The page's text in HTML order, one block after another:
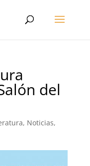
del
, Noticias,